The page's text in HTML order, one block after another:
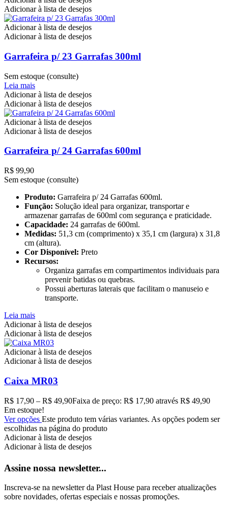
Adicionar à lista de desejos
Adicionar à lista de desejos
Adicionar à lista de desejos
Garrafeira p/ 23 Garrafas 300ml
Sem estoque (consulte)
Leia mais
Adicionar à lista de desejos
Adicionar à lista de desejos
Adicionar à lista de desejos
Adicionar à lista de desejos
Garrafeira p/ 24 Garrafas 600ml
R$ 99,90
Sem estoque (consulte)
Produto: Garrafeira p/ 24 Garrafas 600ml.
Função: Solução ideal para organizar, transportar e
armazenar garrafas de 600ml com segurança e praticidade.
Capacidade: 24 garrafas de 600ml.
Medidas: 51,3 cm (comprimento) x 35,1 cm (largura) x 31,8
cm (altura).
Cor Disponível: Preto
Recursos:
Organiza garrafas em compartimentos individuais para
prevenir batidas ou quebras.
Possui aberturas laterais que facilitam o manuseio e
transporte.
Leia mais
Adicionar à lista de desejos
Adicionar à lista de desejos
Adicionar à lista de desejos
Adicionar à lista de desejos
Caixa MR03
R$ 17,90 – R$ 49,90Faixa de preço: R$ 17,90 através R$ 49,90
Em estoque!
Ver opções Este produto tem várias variantes. As opções podem ser
escolhidas na página do produto
Adicionar à lista de desejos
Adicionar à lista de desejos
Assine nossa newsletter...
Inscreva-se na newsletter da Plast House para receber atualizações
sobre novidades, ofertas especiais e nossas promoções.